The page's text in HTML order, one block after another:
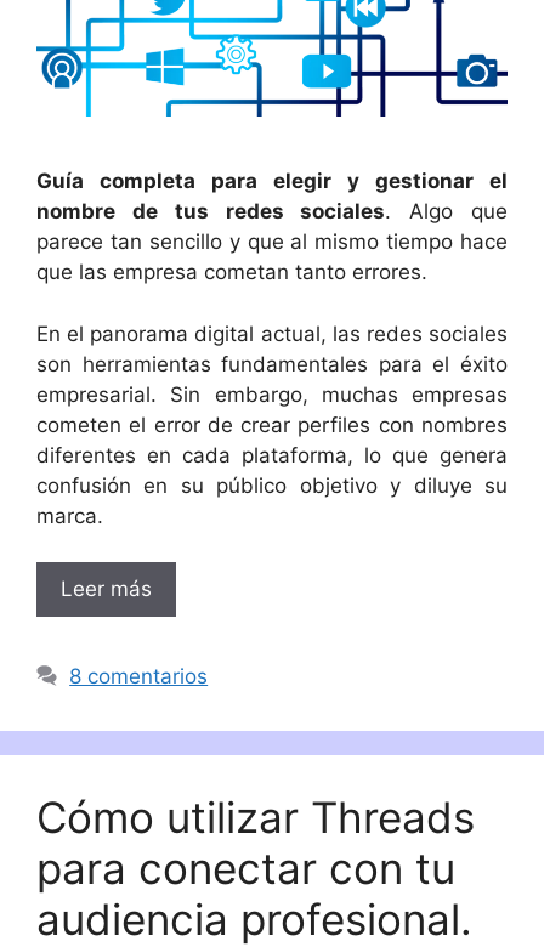
Guía completa para elegir y gestionar el
nombre de tus redes sociales. Algo que
parece tan sencillo y que al mismo tiempo hace
que las empresa cometan tanto errores.
En el panorama digital actual, las redes sociales
son herramientas fundamentales para el éxito
empresarial. Sin embargo, muchas empresas
cometen el error de crear perfiles con nombres
diferentes en cada plataforma, lo que genera
confusión en su público objetivo y diluye su
marca.
Leer más
8 comentarios
Cómo utilizar Threads
para conectar con tu
audiencia profesional.